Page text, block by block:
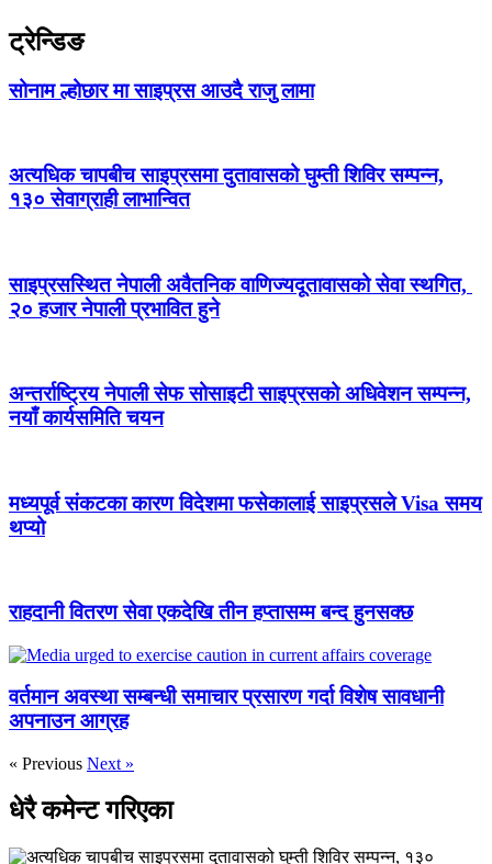
ट्रेन्डिङ
सोनाम ल्होछार मा साइप्रस आउदै राजु लामा
अत्यधिक चापबीच साइप्रसमा दुतावासको घुम्ती शिविर सम्पन्न,
१३० सेवाग्राही लाभान्वित
साइप्रसस्थित नेपाली अवैतनिक वाणिज्यदूतावासको सेवा स्थगित,
२० हजार नेपाली प्रभावित हुने
अन्तर्राष्ट्रिय नेपाली सेफ सोसाइटी साइप्रसको अधिवेशन सम्पन्न,
नयाँ कार्यसमिति चयन
मध्यपूर्व संकटका कारण विदेशमा फसेकालाई साइप्रसले Visa समय
थप्यो
राहदानी वितरण सेवा एकदेखि तीन हप्तासम्म बन्द हुनसक्छ
वर्तमान अवस्था सम्बन्धी समाचार प्रसारण गर्दा विशेष सावधानी
अपनाउन आग्रह
« Previous Next »
धेरै कमेन्ट गरिएका